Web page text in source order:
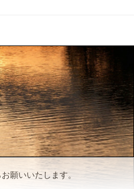
願いいたします。